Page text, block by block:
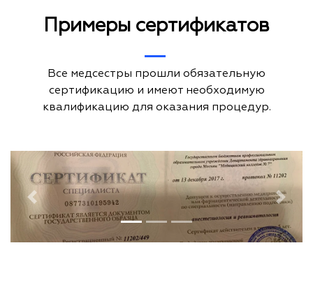
Примеры сертификатов
Все медсестры прошли обязательную
сертификацию и имеют необходимую
квалификацию для оказания процедур.
Previous Next